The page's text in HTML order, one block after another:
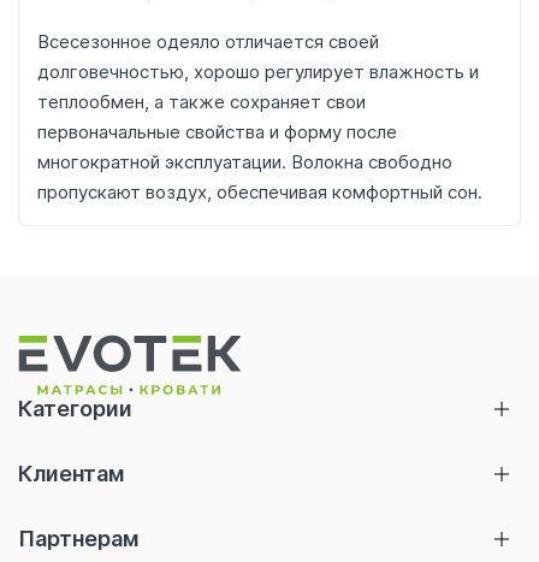
Всесезонное одеяло отличается своей
долговечностью, хорошо регулирует влажность и
теплообмен, а также сохраняет свои
первоначальные свойства и форму после
многократной эксплуатации. Волокна свободно
пропускают воздух, обеспечивая комфортный сон.
Категории
Кровати
Клиентам
Акции
Партнерам